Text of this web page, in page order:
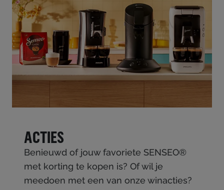
ACTIES
Benieuwd of jouw favoriete SENSEO®
met korting te kopen is? Of wil je
meedoen met een van onze winacties?